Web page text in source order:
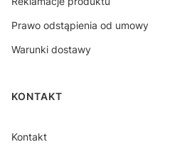
Prawo odstąpienia od umowy
Warunki dostawy
KONTAKT
Kontakt